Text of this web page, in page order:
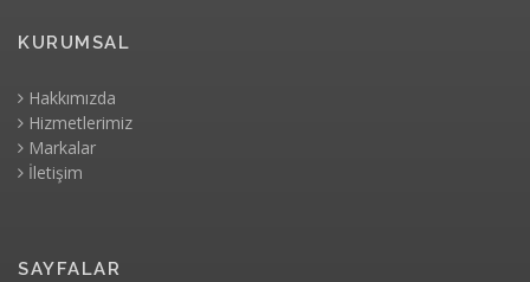
KURUMSAL
Hakkımızda
Hizmetlerimiz
Markalar
İletişim
SAYFALAR